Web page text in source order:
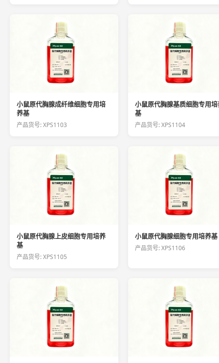
小鼠原代胸腺成纤维细胞专用培
养基
产品货号: XPS1103
小鼠原代胸腺基质细胞专用培
基
产品货号: XPS1104
小鼠原代胸腺上皮细胞专用培养
基
产品货号: XPS1105
小鼠原代胸腺细胞专用培养基
产品货号: XPS1106